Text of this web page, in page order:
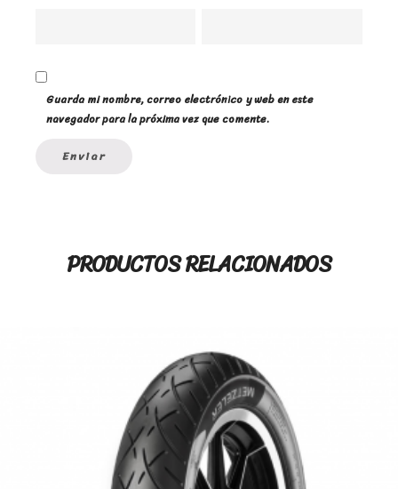
Guarda mi nombre, correo electrónico y web en este
navegador para la próxima vez que comente.
PRODUCTOS RELACIONADOS